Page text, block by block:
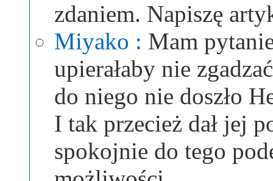
zdaniem. Napiszę
Miyako : Mam
upierałaby nie
do niego nie doszło
I tak przecież dał jej
spokojnie do tego